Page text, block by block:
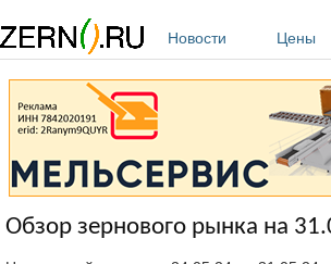
Новости
Цены
Обзор зернового рынка на